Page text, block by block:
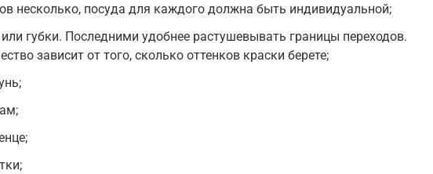
несколько, посуда для каждого должна быть индивидуальной;
или губки. Последними удобнее растушевывать границы переходов.
зависит от того, сколько оттенков краски берете;